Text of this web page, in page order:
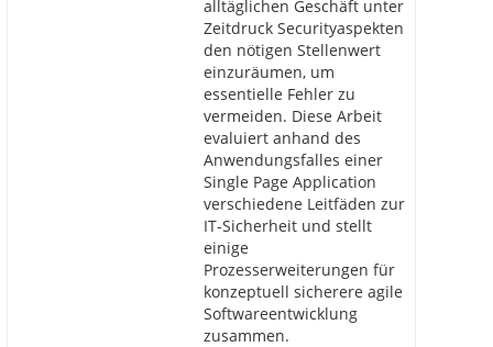
alltäglichen Geschäft unter
Zeitdruck Securityaspekten
den nötigen Stellenwert
einzuräumen, um
essentielle Fehler zu
vermeiden. Diese Arbeit
evaluiert anhand des
Anwendungsfalles einer
Single Page Application
verschiedene Leitfäden zur
IT-Sicherheit und stellt
einige
Prozesserweiterungen für
konzeptuell sicherere agile
Softwareentwicklung
zusammen.